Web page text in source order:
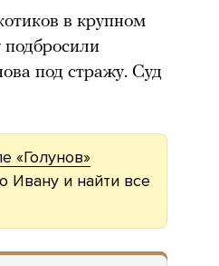
в крупном
под стражу. Суд
«Голунов»
Ивану и найти все